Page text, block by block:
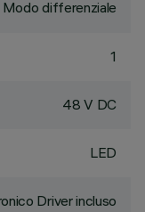
Modo differenziale
1
48 V DC
LED
Driver incluso